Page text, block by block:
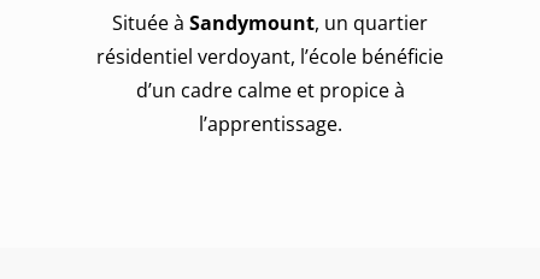
Située à Sandymount, un quartier
résidentiel verdoyant, l’école bénéficie
d’un cadre calme et propice à
l’apprentissage.